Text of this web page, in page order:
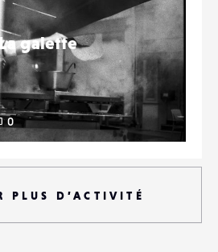
galette
0
PLUS D’ACTIVITÉ